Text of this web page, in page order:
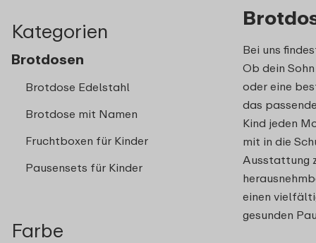
Kategorien
Brotdosen
Brotdose Edelstahl
Brotdose mit Namen
Fruchtboxen für Kinder
Pausensets für Kinder
Farbe
Bei uns
Ob dein
oder eine
das
Kind jeden
mit in die
Ausstattung
einen
gesunden